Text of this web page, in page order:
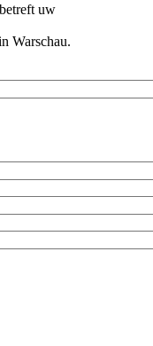
uw
Warschau.